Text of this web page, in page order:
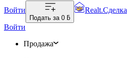
Войти
Подать за 0 ƃ
Realt.Сделка
Войти
Продажа